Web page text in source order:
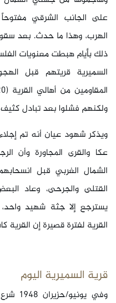
على الجانب الشرقي
الهرب، وهذا ما حدث. بعد
ذلك بأيام هبطت معنويات
السميرية قريتهم قبل
ولكنهم فشلوا بعد تبادل كثيف
ويذكر شهود عيان أنه تم
عكا والقرى المجاورة وأن
الشمال الغربي قبل
القتلى والجرحى، وعاد
يسترجع إلا جثة شهيد
القرية لفترة قصيرة إن
قرية السميرية اليوم
وفي